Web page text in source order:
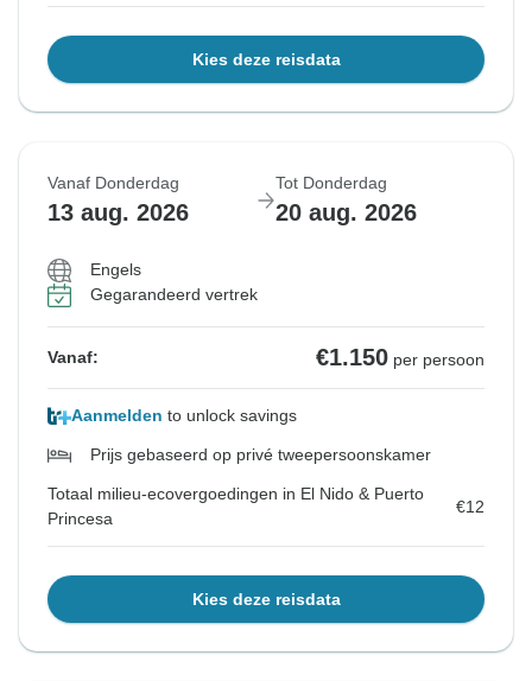
Kies deze reisdata
Vanaf Donderdag
13 aug. 2026
Tot Donderdag
20 aug. 2026
Engels
Gegarandeerd vertrek
Vanaf: €1.150 per persoon
Aanmelden to unlock savings
Prijs gebaseerd op privé tweepersoonskamer
Totaal milieu-ecovergoedingen in El Nido & Puerto
Princesa
€12
Kies deze reisdata